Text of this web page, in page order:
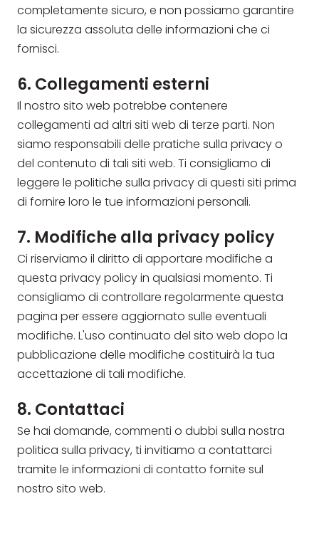
completamente sicuro, e non possiamo garantire
la sicurezza assoluta delle informazioni che ci
fornisci.
6. Collegamenti esterni
Il nostro sito web potrebbe contenere
collegamenti ad altri siti web di terze parti. Non
siamo responsabili delle pratiche sulla privacy o
del contenuto di tali siti web. Ti consigliamo di
leggere le politiche sulla privacy di questi siti prima
di fornire loro le tue informazioni personali.
7. Modifiche alla privacy policy
Ci riserviamo il diritto di apportare modifiche a
questa privacy policy in qualsiasi momento. Ti
consigliamo di controllare regolarmente questa
pagina per essere aggiornato sulle eventuali
modifiche. L'uso continuato del sito web dopo la
pubblicazione delle modifiche costituirà la tua
accettazione di tali modifiche.
8. Contattaci
Se hai domande, commenti o dubbi sulla nostra
politica sulla privacy, ti invitiamo a contattarci
tramite le informazioni di contatto fornite sul
nostro sito web.